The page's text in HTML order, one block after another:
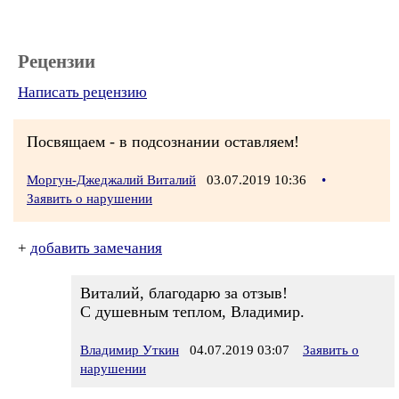
Рецензии
Написать рецензию
Посвящаем - в подсознании оставляем!
Моргун-Джеджалий Виталий 03.07.2019 10:36
•
Заявить о нарушении
+ добавить замечания
Виталий, благодарю за отзыв!
С душевным теплом, Владимир.
Владимир Уткин 04.07.2019 03:07
Заявить о
нарушении